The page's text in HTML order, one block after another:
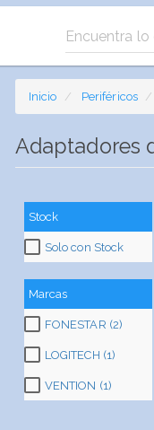
Inicio Periféricos
Adaptadores
Stock
Solo con Stock
Marcas
FONESTAR (2)
LOGITECH (1)
VENTION (1)